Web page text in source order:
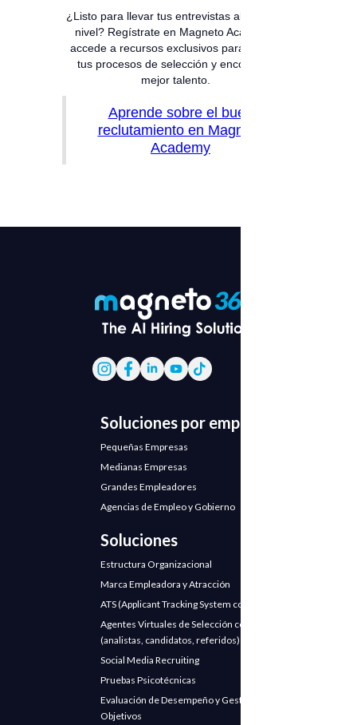
¿Listo para llevar tus entrevistas al siguiente
nivel? Regístrate en Magneto Academy y
accede a recursos exclusivos para mejorar
tus procesos de selección y encontrar el
mejor talento.
Aprende sobre el buen
reclutamiento en Magneto
Academy
Soluciones por empresa
Pequeñas Empresas
Medianas Empresas
Grandes Empleadores
Agencias de Empleo y Gobierno
Soluciones
Estructura Organizacional
Marca Empleadora y Atracción
ATS (Applicant Tracking System con IA)
Agentes Virtuales de Selección con IA
(analistas, candidatos, referidos)
Social Media Recruiting
Pruebas Psicotécnicas
Evaluación de Desempeño y Gestión de
Objetivos